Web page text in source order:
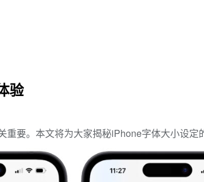
验
要。本文将为大家揭秘iPhone字体大小设定